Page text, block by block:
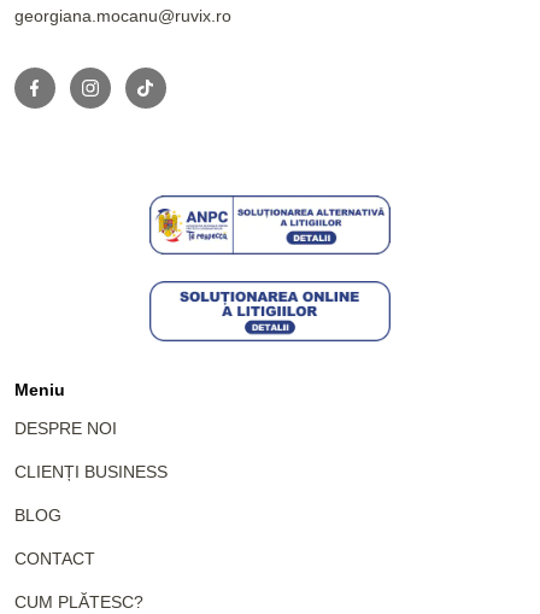
georgiana.mocanu@ruvix.ro
Meniu
DESPRE NOI
CLIENȚI BUSINESS
BLOG
CONTACT
CUM PLĂTESC?